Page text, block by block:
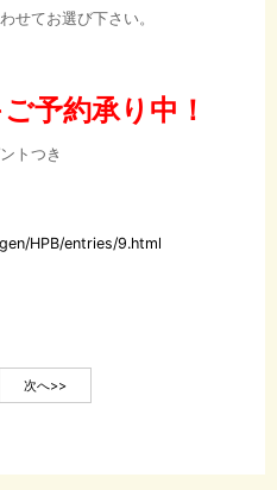
せてお選び下さい。
予約承り中！
トつき
HPB/entries/9.html
次へ>>